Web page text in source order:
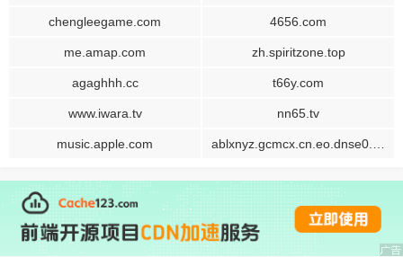
chengleegame.com 4656.com
me.amap.com zh.spiritzone.top
agaghhh.cc t66y.com
www.iwara.tv nn65.tv
music.apple.com ablxnyz.gcmcx.cn.eo.dnse0.com